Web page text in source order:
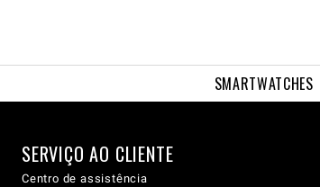
SMARTWATCHES
SERVIÇO AO CLIENTE
Centro de assistência